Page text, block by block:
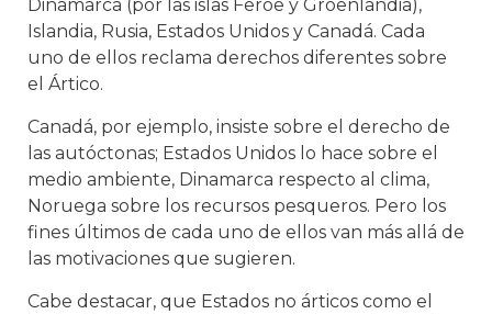
Dinamarca (por las islas Feroe y Groenlandia),
Islandia, Rusia, Estados Unidos y Canadá. Cada
uno de ellos reclama derechos diferentes sobre
el Ártico.
Canadá, por ejemplo, insiste sobre el derecho de
las autóctonas; Estados Unidos lo hace sobre el
medio ambiente, Dinamarca respecto al clima,
Noruega sobre los recursos pesqueros. Pero los
fines últimos de cada uno de ellos van más allá de
las motivaciones que sugieren.
Cabe destacar, que Estados no árticos como el